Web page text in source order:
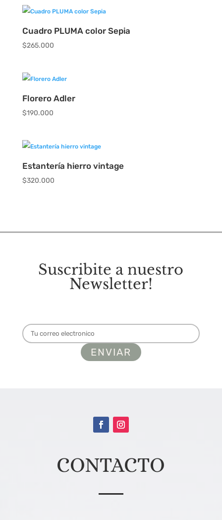
Cuadro PLUMA color Sepia
$265.000
Florero Adler
$190.000
Estantería hierro vintage
$320.000
Suscribite a nuestro
Newsletter!
CONTACTO